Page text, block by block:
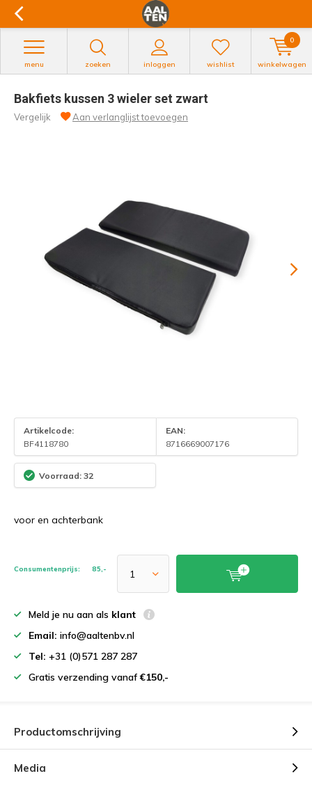
zoeken inloggen
menu wishlist winkelwagen
0
Bakfiets kussen 3 wieler set zwart
Vergelijk Aan verlanglijst toevoegen
Artikelcode:
BF4118780
EAN:
8716669007176
Voorraad: 32
voor en achterbank
Consumentenprijs: 85,-
Meld je nu aan als klant
Email: info@aaltenbv.nl
Tel: +31 (0)571 287 287
Gratis verzending vanaf€150,-
Productomschrijving
Media